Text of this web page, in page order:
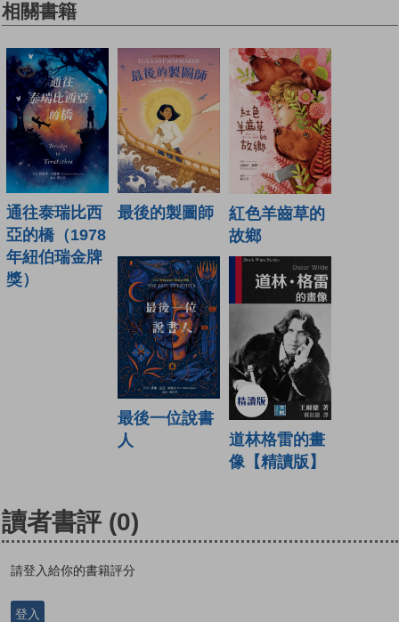
相關書籍
通往泰瑞比西
亞的橋（1978
年紐伯瑞金牌
獎）
最後的製圖師
紅色羊齒草的
故鄉
最後一位說書
人
道林格雷的畫
像【精讀版】
讀者書評 (0)
請登入給你的書籍評分
登入